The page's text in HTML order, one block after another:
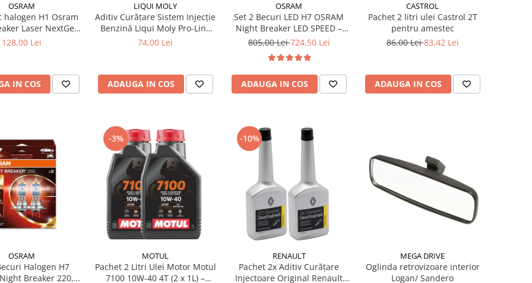
OSRAM
Laser NextGen
+150%
128,00 Lei
IN COS
LIQUI MOLY
Aditiv Curățare Sistem Injecție
Benzină Liqui Moly Pro-Line
(300 ml) - Tratament
74,00 Lei
ADAUGA IN COS
OSRAM
Set 2 Becuri LED H7 OSRAM
Night Breaker LED SPEED –
Street Legal, 6000K, Design
805,00 Lei724,50 Lei
ADAUGA IN COS
CASTROL
Pachet 2 litri ulei Castrol 2T
pentru amestec
86,00 Lei83,42 Lei
ADAUGA IN COS
OSRAM
Halogen H7
Breaker 220,
-3%
MOTUL
Pachet 2 Litri Ulei Motor Motul
7100 10W-40 4T (2 x 1L) –
-10%
RENAULT
Pachet 2x Aditiv Curățare
Injectoare Original Renault
MEGA DRIVE
Oglinda retrovizoare interior
Logan/ Sandero